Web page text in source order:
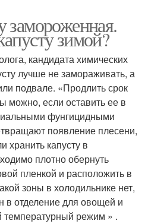
замороженная.
зимой?
кандидата химических
лучше не замораживать, а
подвале. «Продлить срок
можно, если оставить ее в
фунгицидными
появление плесени,
капусту в
плотно обернуть
пленкой и расположить в
зоны в холодильнике нет,
в отделение для овощей и
температурный режим » .